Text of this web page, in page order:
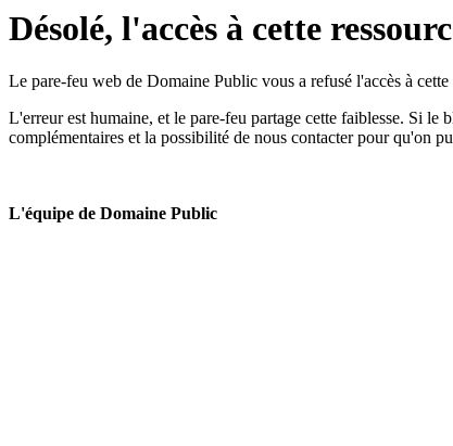
Désolé, l'accès à cette
Le pare-feu web de Domaine Public vous a refusé l'accès à
L'erreur est humaine, et le pare-feu partage cette faiblesse. Si
complémentaires et la possibilité de nous contacter pour qu'on
L'équipe de Domaine Public